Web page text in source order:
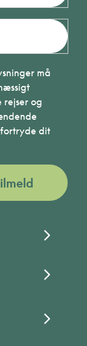
må
rejser og
dit